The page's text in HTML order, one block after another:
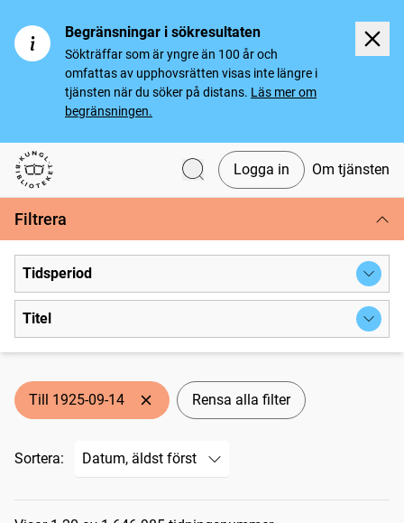
Begränsningar i sökresultaten
Sökträffar som är yngre än 100 år och
omfattas av upphovsrätten visas inte längre i
tjänsten när du söker på distans. Läs mer om
begränsningen.
Svenska tidningar
Logga in Om tjänsten
Filtrera
Tidsperiod
Titel
Till 1925-09-14 Rensa alla filter
Sortera: